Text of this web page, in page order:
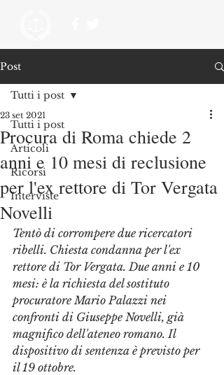
Post
Tutti i post
Articoli
Ricorsi
Interviste
Tutti i post
Procura di Roma chiede 2
anni e 10 mesi di reclusione
per l'ex rettore di Tor Vergata
Novelli
23 set 2021
Tentò di corrompere due ricercatori
ribelli. Chiesta condanna per l'ex
rettore di Tor Vergata. Due anni e 10
mesi: è la richiesta del sostituto
procuratore Mario Palazzi nei
confronti di Giuseppe Novelli, già
magnifico dell'ateneo romano. Il
dispositivo di sentenza è previsto per
il 19 ottobre.